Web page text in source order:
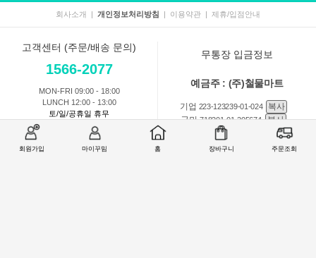
회원가입 마이꾸밈 홈 장바구니 주문조회
회사소개 | 개인정보처리방침 | 이용약관 | 제휴/입점안내
고객센터 (주문/배송 문의)
1566-2077
MON-FRI 09:00 - 18:00
LUNCH 12:00 - 13:00
토/일/공휴일 휴무
무통장 입금정보
예금주 : (주)철물마트
기업 223-123239-01-024
복사
국민718201-01-205674
복사
301-0168-3882-11 복사